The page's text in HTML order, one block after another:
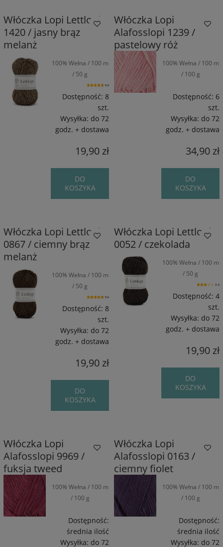
Włóczka Lopi Lettlopi
1420 / jasny brąz
melanż
100% Wełna / 100 m
/ 50 g
5.0
Dostępność: 8
szt.
Wysyłka: do 72
godz. + dostawa
19,90 zł
DO
KOSZYKA
Włóczka Lopi
Alafosslopi 1239 /
pastelowy róż
100% Wełna / 100 m
/ 100 g
Dostępność: 6
szt.
Wysyłka: do 72
godz. + dostawa
34,90 zł
DO
KOSZYKA
Włóczka Lopi Lettlopi
0867 / ciemny brąz
melanż
100% Wełna / 100 m
/ 50 g
5.0
Dostępność: 8
szt.
Wysyłka: do 72
godz. + dostawa
19,90 zł
DO
KOSZYKA
Włóczka Lopi Lettlopi
0052 / czekolada
100% Wełna / 100 m
/ 50 g
3.0
Dostępność: 4
szt.
Wysyłka: do 72
godz. + dostawa
19,90 zł
DO
KOSZYKA
Włóczka Lopi
Alafosslopi 9969 /
fuksja tweed
100% Wełna / 100 m
/ 100 g
Dostępność:
średnia ilość
Wysyłka: do 72
Włóczka Lopi
Alafosslopi 0163 /
ciemny fiolet
100% Wełna / 100 m
/ 100 g
Dostępność:
średnia ilość
Wysyłka: do 72